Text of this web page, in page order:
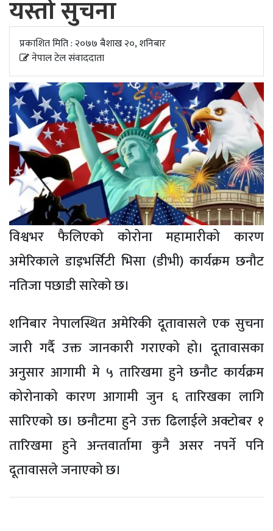
अपडेट
खेलकुद
स्वास्थ्य/
जिबनशैली
यस्तो सुचना
प्रकाशित मिति : २०७७ बैशाख २०, शनिबार
नेपाल टेल संवाददाता
विश्वभर फैलिएको कोरोना महामारीको कारण
अमेरिकाले डाइभर्सिटी भिसा (डीभी) कार्यक्रम छनौट
नतिजा पछाडी सारेको छ।
शनिबार नेपालस्थित अमेरिकी दूतावासले एक सुचना
जारी गर्दै उक्त जानकारी गराएको हो। दूतावासका
अनुसार आगामी मे ५ तारिखमा हुने छनौट कार्यक्रम
कोरोनाको कारण आगामी जुन ६ तारिखका लागि
सारिएको छ। छनौटमा हुने उक्त ढिलाईले अक्टोबर १
तारिखमा हुने अन्तवार्तामा कुनै असर नपर्ने पनि
दूतावासले जनाएको छ।